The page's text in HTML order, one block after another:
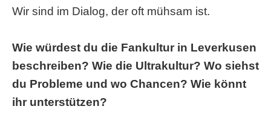
Wir sind im Dialog, der oft mühsam ist.
Wie würdest du die Fankultur in Leverkusen
beschreiben? Wie die Ultrakultur? Wo siehst
du Probleme und wo Chancen? Wie könnt
ihr unterstützen?